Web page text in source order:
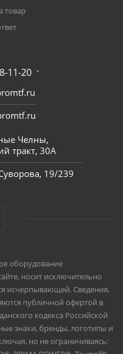
товар
11-20
Челны,
тракт, 30А
19/239
оборудование
носит исключительно
исчерпывающей. Сведения,
публичной офертой в
кодекса Российской
знаки, бренды, логотипы и
но не ограничиваясь: